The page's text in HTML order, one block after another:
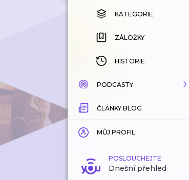
KATEGORIE
ZÁLOŽKY
HISTORIE
PODCASTY
KATALOG
KATEGORIE
ZÁLOŽKY
ČLÁNKY BLOG
MŮJ PROFIL
POSLOUCHEJTE
Dnešní přehled